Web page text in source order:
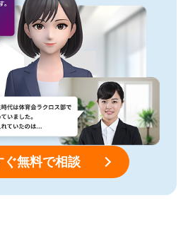
ぐ無料で相談